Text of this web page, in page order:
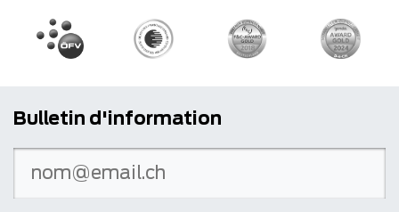
Bulletin d'information